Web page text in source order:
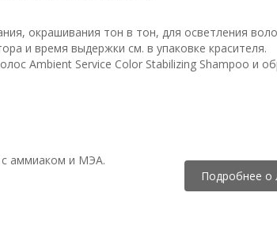
окрашивания тон в тон, для осветления
и время выдержки см. в упаковке красителя.
Ambient Service Color Stabilizing Shampoo и
с аммиаком и МЭА.
Подробнее о